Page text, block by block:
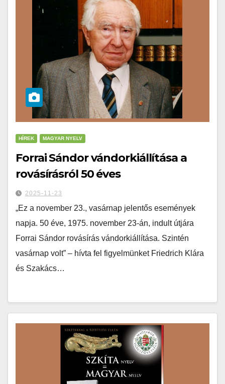
HÍREK MAGYAR NYELV
Forrai Sándor vándorkiállítása a
rovásírásról 50 éves
2025-11-23
„Ez a november 23., vasárnap jelentős események
napja. 50 éve, 1975. november 23-án, indult útjára
Forrai Sándor rovásírás vándorkiállítása. Szintén
vasárnap volt” – hívta fel figyelmünket Friedrich Klára
és Szakács…